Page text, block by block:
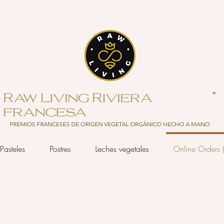
®
Raw Living Riviera
francesa
PREMIOS FRANCESES DE ORIGEN VEGETAL ORGÁNICO HECHO A MANO
Pasteles Postres Leches vegetales Online Orders